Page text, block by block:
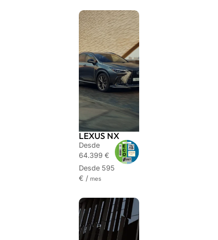
LEXUS NX
Desde
64.399 €
Desde 595
€ / mes